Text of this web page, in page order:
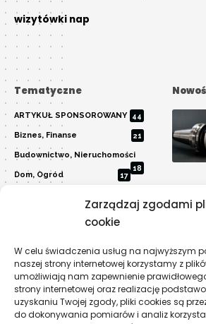
Zarządzaj zgodami
cookie
W celu świadczenia usług na najwyższym
naszej strony internetowej korzystamy z
umożliwiają nam zapewnienie
strony internetowej oraz realizację
uzyskaniu Twojej zgody, pliki cookies są
do dokonywania pomiarów i analiz
wizytówki nap
Tematyczne
ARTYKUŁ SPONSOROWANY 44
Biznes, Finanse 21
Budownictwo, Nieruchomości
18
Dom, Ogród 17
Motoryzacja 6
Przemysł 1
Sport, Turystyka 7
Technologie 19